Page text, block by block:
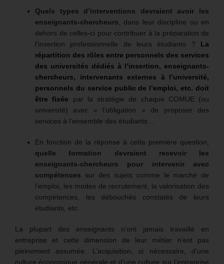
Quels types d’interventions devraient avoir les
enseignants-chercheurs , dans leur discipline ou en
dehors de celles-ci pour contribuer à la préparation de
l’insertion professionnelle de leurs étudiants ? La
répartition des rôles entre personnels des services
des universités dédiés à l’insertion, enseignants-
chercheurs, intervenants externes à l’université,
personnels du service public de l’emploi, etc. doit
être fixée par la stratégie de chaque COMUE (ou
université) avec « l’obligation » de proposer des
services à l’ensemble des étudiants…
En fonction de la réponse à cette première question,
quelle formation devraient recevoir les
enseignants-chercheurs pour intervenir avec
compétences sur des sujets comme le marché de
l’emploi, les modes de recrutement, la valorisation des
compétences, les débouchés constatés de leurs
étudiants, etc.
La plupart des enseignants n’ont jamais travaillé en
entreprise et cette dimension de leur métier n’est pas
pleinement assumée. L’acquisition, si nécessaire, d’une
culture économique générale et d’une culture sur l’entreprise